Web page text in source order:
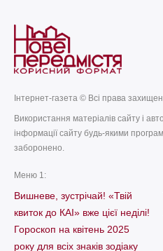
Інтернет-газета © Всі права
Використання матеріалів сайту і
інформації сайту будь-якими
заборонено.
Меню 1:
Вишневе, зустрічай! «Твій
квиток до КАІ» вже цієї неділі!
Гороскоп на квітень 2025
року для всіх знаків зодіаку